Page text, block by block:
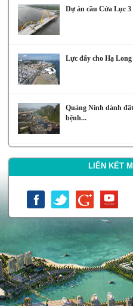
Dự án cầu Cửa Lục 3
Lực đẩy cho Hạ
Quảng Ninh dành
bệnh...
LIÊN KẾT